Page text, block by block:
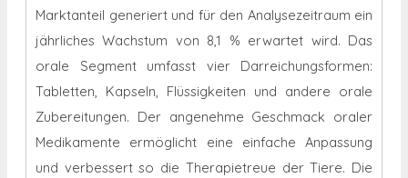
Marktanteil generiert und für den Analysezeitraum ein
jährliches Wachstum von 8,1 % erwartet wird. Das
orale Segment umfasst vier Darreichungsformen:
Tabletten, Kapseln, Flüssigkeiten und andere orale
Zubereitungen. Der angenehme Geschmack oraler
Medikamente ermöglicht eine einfache Anpassung
und verbessert so die Therapietreue der Tiere. Die